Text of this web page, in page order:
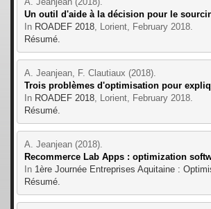
Un outil d'aide à la décision pour le
In ROADEF 2018, Lorient, February 2018.
Résumé.
A. Jeanjean, F. Clautiaux (2018).
Trois problèmes d'optimisation pour
In ROADEF 2018, Lorient, February 2018.
Résumé.
A. Jeanjean (2018).
Recommerce Lab Apps : optimization
In 1ère Journée Entreprises Aquitaine :
Résumé.